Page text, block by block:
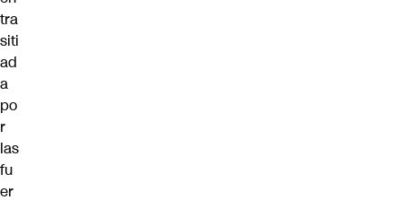
tra
siti
ad
a
po
r
las
fu
er